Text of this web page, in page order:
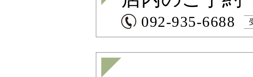
092-935-6688